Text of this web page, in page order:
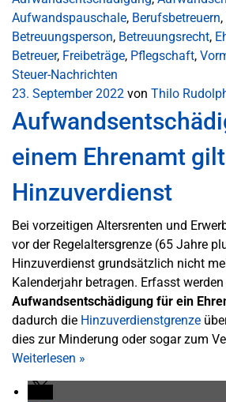
Aufwandspauschale, Berufsbetreuern,
Betreuungsperson, Betreuungsrecht,
Betreuer, Freibeträge, Pflegschaft,
Steuer-Nachrichten
23. September 2022 von Thilo
einem Ehrenamt
Hinzuverdienst
Bei vorzeitigen Altersrenten und
vor der Regelaltersgrenze (65 Jahre
Hinzuverdienst grundsätzlich nicht
Kalenderjahr betragen. Erfasst
Aufwandsentschädigung für ein
dadurch die Hinzuverdienstgrenze
dies zur Minderung oder sogar zum
Weiterlesen »